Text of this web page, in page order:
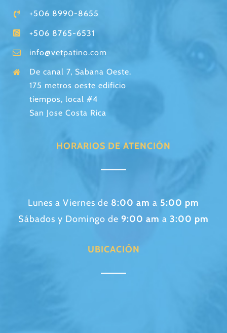
+506 8990-8655
+506 8765-6531
info@vetpatino.com
De canal 7, Sabana Oeste.
175 metros oeste edificio
tiempos, local #4
San Jose Costa Rica
HORARIOS DE ATENCIÓN
Lunes a Viernes de 8:00 am a 5:00 pm
Sábados y Domingo de 9:00 am a 3:00 pm
UBICACIÓN